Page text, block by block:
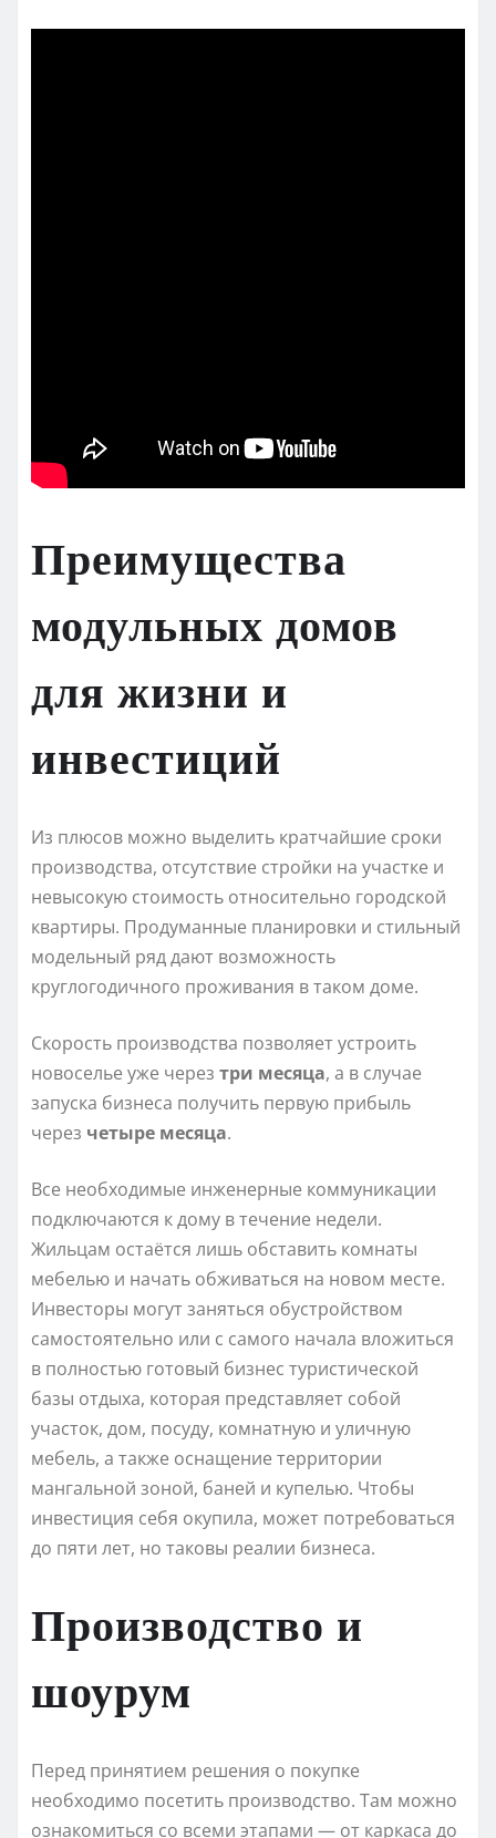
Преимущества
модульных домов
для жизни и
инвестиций
Из плюсов можно выделить кратчайшие сроки
производства, отсутствие стройки на участке и
невысокую стоимость относительно городской
квартиры. Продуманные планировки и стильный
модельный ряд дают возможность
круглогодичного проживания в таком доме.
Скорость производства позволяет устроить
новоселье уже через три месяца, а в случае
запуска бизнеса получить первую прибыль
через четыре месяца.
Все необходимые инженерные коммуникации
подключаются к дому в течение недели.
Жильцам остаётся лишь обставить комнаты
мебелью и начать обживаться на новом месте.
Инвесторы могут заняться обустройством
самостоятельно или с самого начала вложиться
в полностью готовый бизнес туристической
базы отдыха, которая представляет собой
участок, дом, посуду, комнатную и уличную
мебель, а также оснащение территории
мангальной зоной, баней и купелью. Чтобы
инвестиция себя окупила, может потребоваться
до пяти лет, но таковы реалии бизнеса.
Производство и
шоурум
Перед принятием решения о покупке
необходимо посетить производство. Там можно
ознакомиться со всеми этапами — от каркаса до